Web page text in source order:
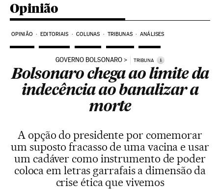
Opinião
OPINIÃO EDITORIAIS COLUNAS TRIBUNAS ANÁLISES
GOVERNO BOLSONARO TRIBUNA i
Bolsonaro chega ao limite da
indecência ao banalizar a
morte
A opção do presidente por comemorar
um suposto fracasso de uma vacina e usar
um cadáver como instrumento de poder
coloca em letras garrafais a dimensão da
crise ética que vivemos